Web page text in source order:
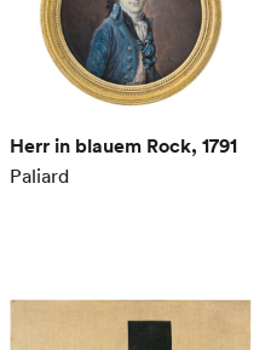
Herr in blauem Rock, 1791
Paliard